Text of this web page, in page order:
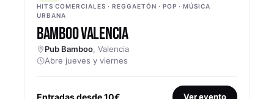
HITS COMERCIALES · REGGAETÓN · POP · MÚSICA
URBANA
BAMBOO VALENCIA
Pub Bamboo, Valencia
Abre jueves y viernes
Entradas desde 10€ Ver evento